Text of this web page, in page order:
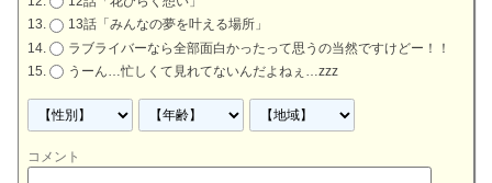
13話「みんなの夢を叶える場所」
ラブライバーなら全部面白かったって思うの当然ですけどー！！
うーん…忙しくて見れてないんだよねぇ…zzz
コメント